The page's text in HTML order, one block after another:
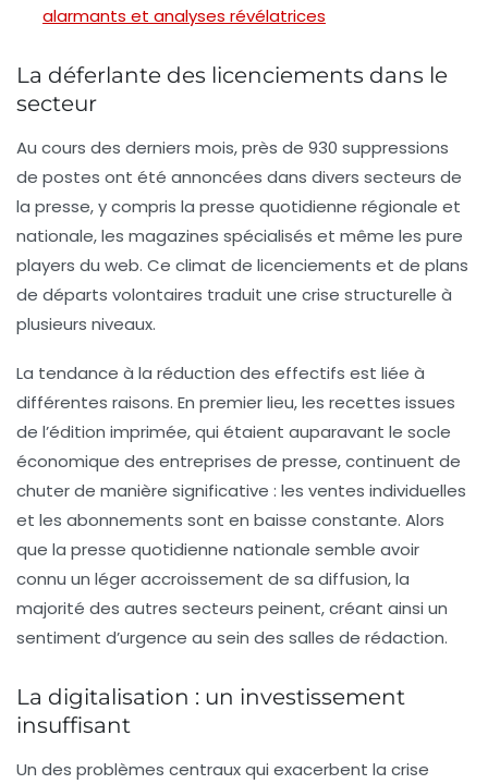
alarmants et analyses révélatrices
La déferlante des licenciements dans le
secteur
Au cours des derniers mois, près de 930 suppressions
de postes ont été annoncées dans divers secteurs de
la presse, y compris la presse quotidienne régionale et
nationale, les magazines spécialisés et même les pure
players du web. Ce climat de licenciements et de plans
de départs volontaires traduit une crise structurelle à
plusieurs niveaux.
La tendance à la réduction des effectifs est liée à
différentes raisons. En premier lieu, les recettes issues
de l’édition imprimée, qui étaient auparavant le socle
économique des entreprises de presse, continuent de
chuter de manière significative : les ventes individuelles
et les abonnements sont en baisse constante. Alors
que la presse quotidienne nationale semble avoir
connu un léger accroissement de sa diffusion, la
majorité des autres secteurs peinent, créant ainsi un
sentiment d’urgence au sein des salles de rédaction.
La digitalisation : un investissement
insuffisant
Un des problèmes centraux qui exacerbent la crise